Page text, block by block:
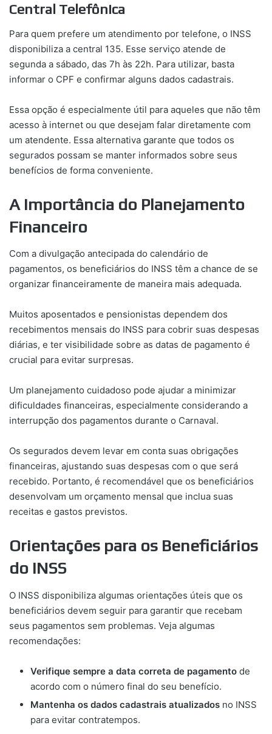
Central Telefônica
Para quem prefere um atendimento por telefone, o INSS
disponibiliza a central 135. Esse serviço atende de
segunda a sábado, das 7h às 22h. Para utilizar, basta
informar o CPF e confirmar alguns dados cadastrais.
Essa opção é especialmente útil para aqueles que não têm
acesso à internet ou que desejam falar diretamente com
um atendente. Essa alternativa garante que todos os
segurados possam se manter informados sobre seus
benefícios de forma conveniente.
A Importância do Planejamento
Financeiro
Com a divulgação antecipada do calendário de
pagamentos, os beneficiários do INSS têm a chance de se
organizar financeiramente de maneira mais adequada.
Muitos aposentados e pensionistas dependem dos
recebimentos mensais do INSS para cobrir suas despesas
diárias, e ter visibilidade sobre as datas de pagamento é
crucial para evitar surpresas.
Um planejamento cuidadoso pode ajudar a minimizar
dificuldades financeiras, especialmente considerando a
interrupção dos pagamentos durante o Carnaval.
Os segurados devem levar em conta suas obrigações
financeiras, ajustando suas despesas com o que será
recebido. Portanto, é recomendável que os beneficiários
desenvolvam um orçamento mensal que inclua suas
receitas e gastos previstos.
Orientações para os Beneficiários
do INSS
O INSS disponibiliza algumas orientações úteis que os
beneficiários devem seguir para garantir que recebam
seus pagamentos sem problemas. Veja algumas
recomendações:
Verifique sempre a data correta de pagamento de
acordo com o número final do seu benefício.
Mantenha os dados cadastrais atualizados no INSS
para evitar contratempos.